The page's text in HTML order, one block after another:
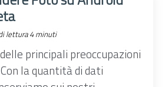
lettura 4 minuti
principali preoccupazioni
la quantità di dati